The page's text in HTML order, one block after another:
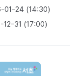
01-24 (14:30)
31 (17:00)